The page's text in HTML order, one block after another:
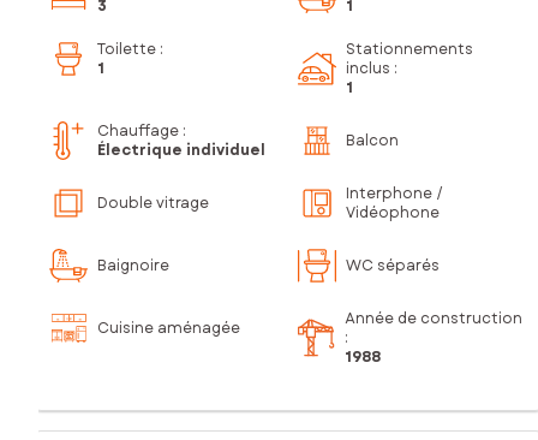
3
1
Toilette :
1
Stationnements
inclus :
1
Chauffage :
Électrique individuel
Balcon
Double vitrage
Interphone /
Vidéophone
Baignoire WC séparés
Cuisine aménagée
Année de construction
:
1988